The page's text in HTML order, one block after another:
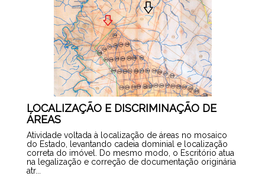
LOCALIZAÇÃO E DISCRIMINAÇÃO DE
ÁREAS
Atividade voltada à localização de áreas no mosaico
do Estado, levantando cadeia dominial e localização
correta do imóvel. Do mesmo modo, o Escritório atua
na legalização e correção de documentação originária
atr...